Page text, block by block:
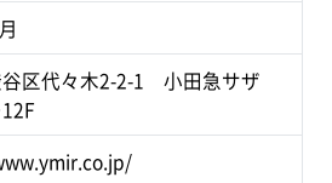
谷区代々木2-2-1 小田急サザ